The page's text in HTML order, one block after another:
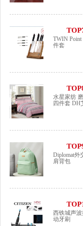
TWIN Point
件套
水星家纺
四件套 DH
Diplomat外
肩背包
西铁城声
动牙刷